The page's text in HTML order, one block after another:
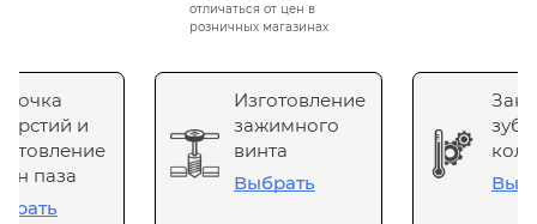
отличаться от цен в
розничных магазинах
и
паза
Изготовление
зажимного
винта
Выбрать